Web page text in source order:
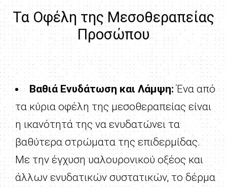
Τα Οφέλη της Μεσοθεραπείας
Προσώπου
Βαθιά Ενυδάτωση και Λάμψη: Ένα από
τα κύρια οφέλη της μεσοθεραπείας είναι
η ικανότητά της να ενυδατώνει τα
βαθύτερα στρώματα της επιδερμίδας.
Με την έγχυση υαλουρονικού οξέος και
άλλων ενυδατικών συστατικών, το δέρμα